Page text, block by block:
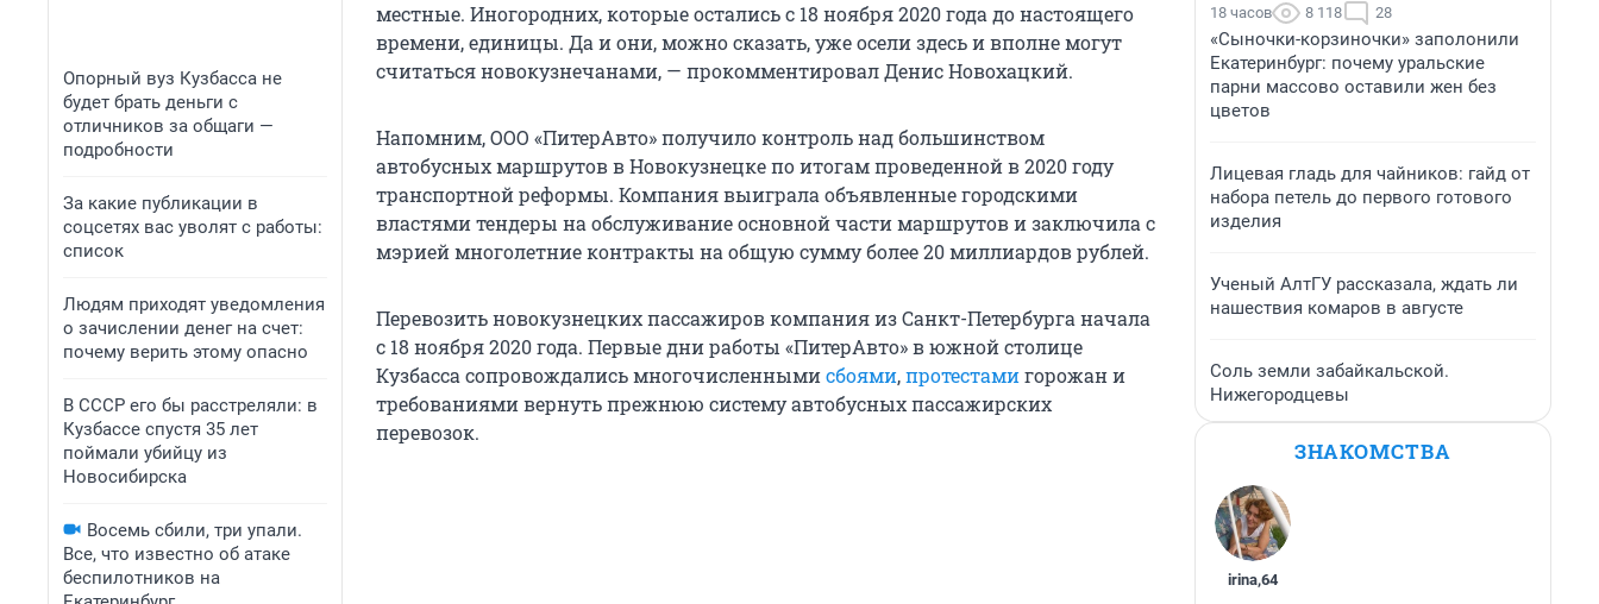
Опорный вуз Кузбасса не
будет брать деньги с
отличников за общаги —
подробности
За какие публикации в
соцсетях вас уволят с работы:
список
Людям приходят уведомления
о зачислении денег на счет:
почему верить этому опасно
В СССР его бы расстреляли: в
Кузбассе спустя 35 лет
поймали убийцу из
Новосибирска
Восемь сбили, три упали.
Все, что известно об атаке
беспилотников на
местные. Иногородних, которые остались с 18 ноября 2020 года до настоящего
времени, единицы. Да и они, можно сказать, уже осели здесь и вполне могут
считаться новокузнечанами, — прокомментировал Денис Новохацкий.
Напомним, ООО «ПитерАвто» получило контроль над большинством
автобусных маршрутов в Новокузнецке по итогам проведенной в 2020 году
транспортной реформы. Компания выиграла объявленные городскими
властями тендеры на обслуживание основной части маршрутов и заключила с
мэрией многолетние контракты на общую сумму более 20 миллиардов рублей.
Перевозить новокузнецких пассажиров компания из Санкт-Петербурга начала
с 18 ноября 2020 года. Первые дни работы «ПитерАвто» в южной столице
Кузбасса сопровождались многочисленнымисбоями,протестамигорожан и
требованиями вернуть прежнюю систему автобусных пассажирских
перевозок.
18 часов 8 118 28
«Сыночки-корзиночки» заполонили
Екатеринбург: почему уральские
парни массово оставили жен без
цветов
Лицевая гладь для чайников: гайд от
набора петель до первого готового
изделия
Ученый АлтГУ рассказала, ждать ли
нашествия комаров в августе
Соль земли забайкальской.
Нижегородцевы
ЗНАКОМСТВА
irina,64